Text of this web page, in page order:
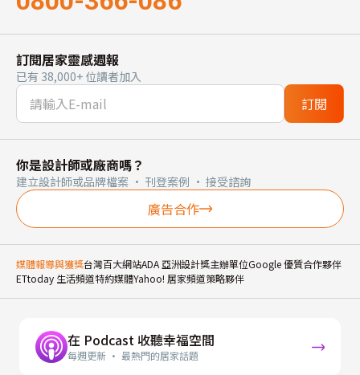
訂閱居家靈感週報
已有 38,000+ 位讀者加入
訂閱
你是設計師或廠商嗎？
建立設計師或品牌檔案 · 刊登案例 · 接受諮詢
廣告合作
媒體報導與獲獎台灣百大網站ADA 亞洲設計獎主辦單位Google 優質合作夥伴
ETtoday 生活頻道特約媒體Yahoo! 居家頻道策略夥伴
在 Podcast 收聽幸福空間
每週更新 · 最熱門的居家話題